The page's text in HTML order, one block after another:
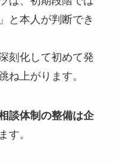
と本人が判断でき
刻化して初めて発
ね上がります。
談体制の整備は企
す。